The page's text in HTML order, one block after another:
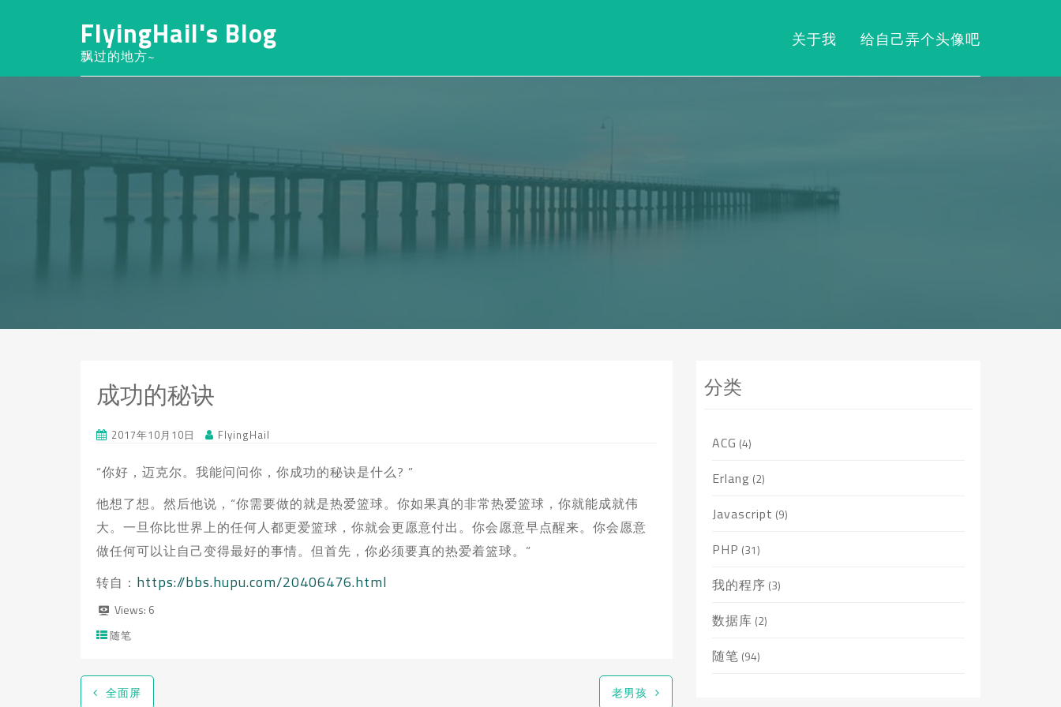
FlyingHail's Blog
飘过的地方~
关于我 给自己弄个头像吧
成功的秘诀
2017年10月10日 FlyingHail
“你好，迈克尔。我能问问你，你成功的秘诀是什么? ”
他想了想。然后他说，“你需要做的就是热爱篮球。你如果真的非常热爱篮球，你就能成就伟
大。一旦你比世界上的任何人都更爱篮球，你就会更愿意付出。你会愿意早点醒来。你会愿意
做任何可以让自己变得最好的事情。但首先，你必须要真的热爱着篮球。”
转自： https://bbs.hupu.com/20406476.html
Views: 6
随笔
全面屏 老男孩
分类
ACG (4)
Erlang (2)
Javascript (9)
PHP (31)
我的程序 (3)
数据库 (2)
随笔 (94)